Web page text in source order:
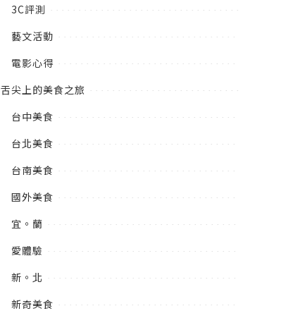
3C評測
藝文活動
電影心得
舌尖上的美食之旅
台中美食
台北美食
台南美食
國外美食
宜。蘭
愛體驗
新。北
新奇美食